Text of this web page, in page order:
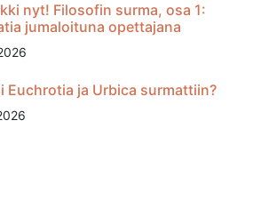
nyt! Filosofin surma, osa 1:
jumaloituna opettajana
Euchrotia ja Urbica surmattiin?